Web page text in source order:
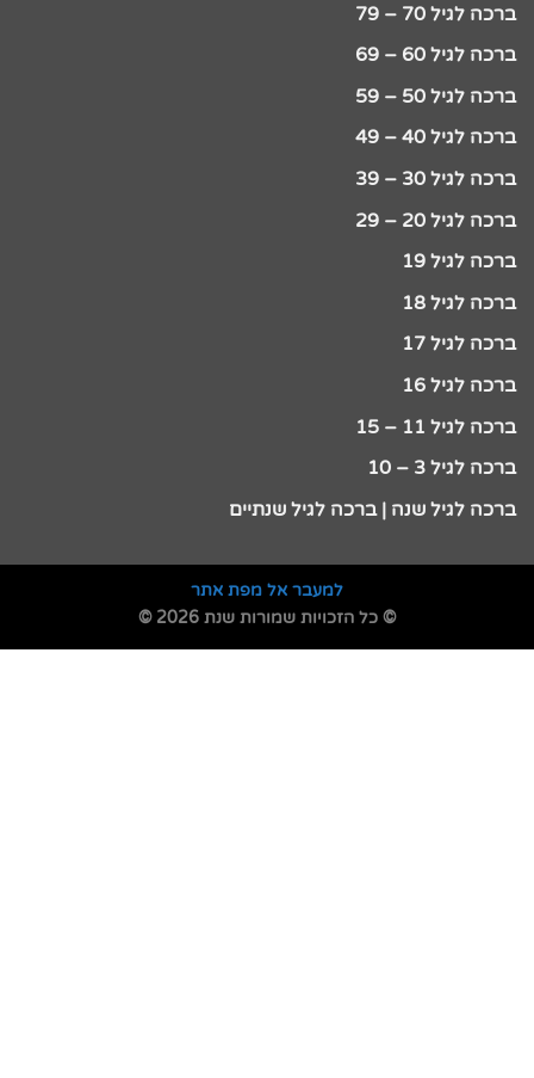
ברכה לגיל 70 – 79
ברכה לגיל 60 – 69
ברכה לגיל 50 – 59
ברכה לגיל 40 – 49
ברכה לגיל 30 – 39
ברכה לגיל 20 – 29
ברכה לגיל 19
ברכה לגיל 18
ברכה לגיל 17
ברכה לגיל 16
ברכה לגיל 11 – 15
ברכה לגיל 3 – 10
ברכה לגיל שנה | ברכה לגיל שנתיים
למעבר אל מפת אתר
© כל הזכויות שמורות שנת 2026 ©